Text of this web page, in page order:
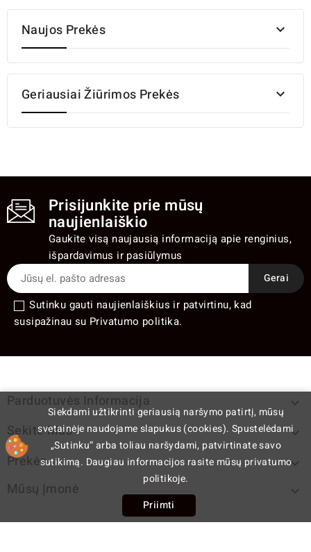
Naujos Prekės 
Geriausiai Žiūrimos Prekės 
Prisijunkite prie mūsų
naujienlaiškio
Gaukite visą naujausią informaciją apie renginius,
išpardavimus ir pasiūlymus
Sutinku gauti naujienlaiškius ir patvirtinu, kad
susipažinau su Privatumo politika.
Parduotuvės Informacija 
Sekite Mus 
Prekės 
Mūsų Įmonė 
Siekdami užtikrinti geriausią naršymo patirtį, mūsų
svetainėje naudojame slapukus (cookies). Spustelėdami
„Sutinku“ arba toliau naršydami, patvirtinate savo
sutikimą. Daugiau informacijos rasite mūsų privatumo
politikoje.
Priimti